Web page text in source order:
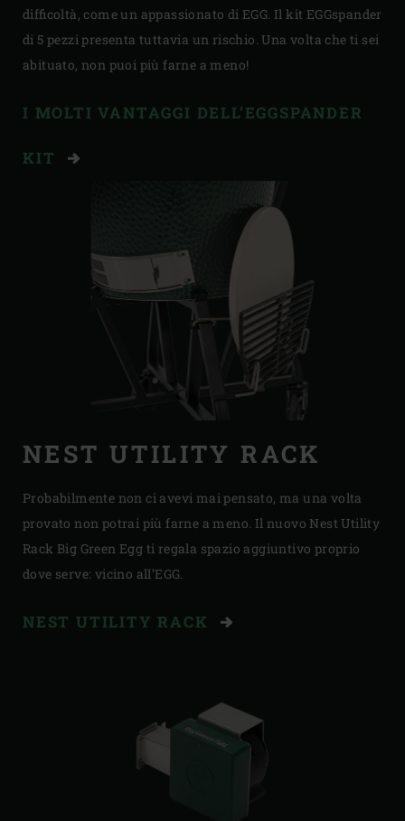
difficoltà, come un appassionato di EGG. Il kit EGGspander
di 5 pezzi presenta tuttavia un rischio. Una volta che ti sei
abituato, non puoi più farne a meno!
I MOLTI VANTAGGI DELL’EGGSPANDER
KIT
NEST UTILITY RACK
Probabilmente non ci avevi mai pensato, ma una volta
provato non potrai più farne a meno. Il nuovo Nest Utility
Rack Big Green Egg ti regala spazio aggiuntivo proprio
dove serve: vicino all’EGG.
NEST UTILITY RACK